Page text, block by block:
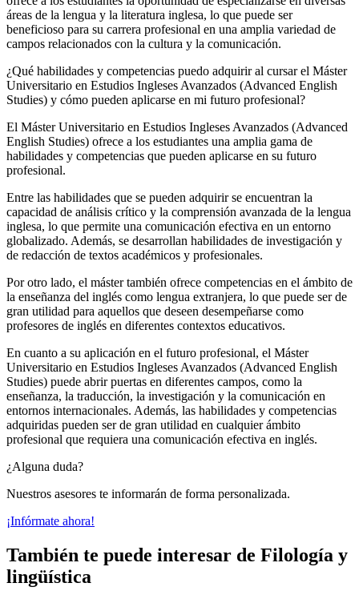
áreas de la lengua y la literatura inglesa, lo que puede ser
beneficioso para su carrera profesional en una amplia variedad de
campos relacionados con la cultura y la comunicación.
¿Qué habilidades y competencias puedo adquirir al cursar el Máster
Universitario en Estudios Ingleses Avanzados (Advanced English
Studies) y cómo pueden aplicarse en mi futuro profesional?
El Máster Universitario en Estudios Ingleses Avanzados (Advanced
English Studies) ofrece a los estudiantes una amplia gama de
habilidades y competencias que pueden aplicarse en su futuro
profesional.
Entre las habilidades que se pueden adquirir se encuentran la
capacidad de análisis crítico y la comprensión avanzada de la lengua
inglesa, lo que permite una comunicación efectiva en un entorno
globalizado. Además, se desarrollan habilidades de investigación y
de redacción de textos académicos y profesionales.
Por otro lado, el máster también ofrece competencias en el ámbito de
la enseñanza del inglés como lengua extranjera, lo que puede ser de
gran utilidad para aquellos que deseen desempeñarse como
profesores de inglés en diferentes contextos educativos.
En cuanto a su aplicación en el futuro profesional, el Máster
Universitario en Estudios Ingleses Avanzados (Advanced English
Studies) puede abrir puertas en diferentes campos, como la
enseñanza, la traducción, la investigación y la comunicación en
entornos internacionales. Además, las habilidades y competencias
adquiridas pueden ser de gran utilidad en cualquier ámbito
profesional que requiera una comunicación efectiva en inglés.
¿Alguna duda?
Nuestros asesores te informarán de forma personalizada.
¡Infórmate ahora!
También te puede interesar de Filología y
lingüística